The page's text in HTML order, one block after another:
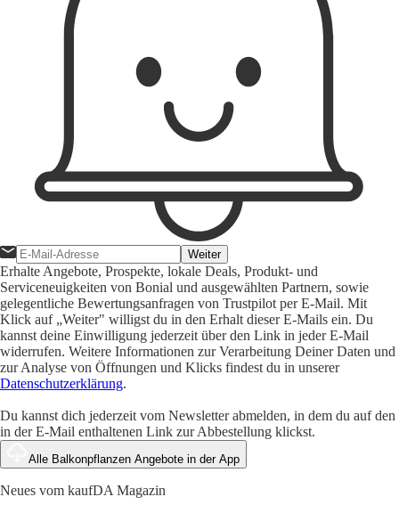
Weiter
Erhalte Angebote, Prospekte, lokale Deals, Produkt- und
Serviceneuigkeiten von Bonial und ausgewählten Partnern, sowie
gelegentliche Bewertungsanfragen von Trustpilot per E-Mail. Mit
Klick auf „Weiter" willigst du in den Erhalt dieser E-Mails ein. Du
kannst deine Einwilligung jederzeit über den Link in jeder E-Mail
widerrufen. Weitere Informationen zur Verarbeitung Deiner Daten und
zur Analyse von Öffnungen und Klicks findest du in unserer
Datenschutzerklärung.
Du kannst dich jederzeit vom Newsletter abmelden, in dem du auf den
in der E-Mail enthaltenen Link zur Abbestellung klickst.
Alle Balkonpflanzen Angebote in der App
Neues vom kaufDA Magazin